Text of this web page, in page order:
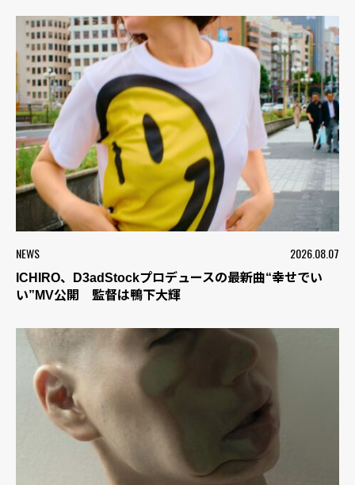
NEWS 2026.08.07
ICHIRO、D3adStockプロデュースの最新曲“幸せでい
い”MV公開 監督は鴨下大輝